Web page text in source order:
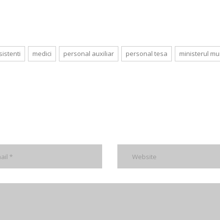
medici personal auxiliar personal tesa ministerul